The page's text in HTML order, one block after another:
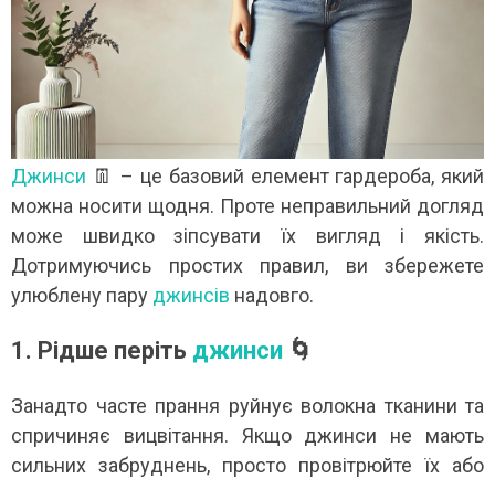
літа погода ніби вирішила перевірити всіх на
до сюрпризів. Зранку світить сонце і
після обіду приходить сильний...
далі →
Літо — це час, коли
впевнено та комфортно.
жінок звертають увагу не
Читати далі →
Джинси 👖 – це базовий елемент гардероба, який
можна носити щодня. Проте неправильний догляд
може швидко зіпсувати їх вигляд і якість.
Дотримуючись простих правил, ви збережете
улюблену пару джинсів надовго.
1. Рідше періть джинси 🌀
Занадто часте прання руйнує волокна тканини та
спричиняє вицвітання. Якщо джинси не мають
сильних забруднень, просто провітрюйте їх або